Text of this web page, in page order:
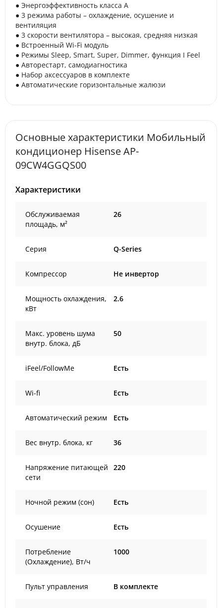
● Энергоэффективность класса А
● 3 режима работы – охлаждение, осушение и
вентиляция
● 3 скорости вентилятора – высокая, средняя низкая
● Встроенный Wi-Fi модуль
● Режимы Sleep, Smart, Super, Dimmer, функция I Feel
● Авторестарт, самодиагностика
● Набор аксессуаров в комплекте
● Автоматические горизонтальные жалюзи
Основные характеристики Мобильный
кондиционер Hisense AP-
09CW4GGQS00
Характеристики
Обслуживаемая
площадь, м²
26
Серия Q-Series
Компрессор Не инвертор
Мощность охлаждения,
кВт
2.6
Макс. уровень шума
внутр. блока, дБ
50
iFeel/FollowMe Есть
Wi-fi Есть
Автоматический режим Есть
Вес внутр. блока, кг 36
Напряжение питающей
сети
220
Ночной режим (сон) Есть
Осушение Есть
Потребление
(Охлаждение), Вт/ч
1000
Пульт управления В комплекте